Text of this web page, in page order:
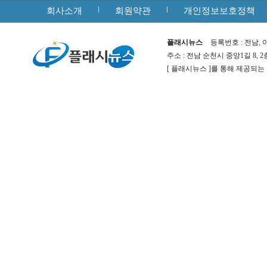
회사소개 회원약관 개인정보보호정책
플래시뉴스
등록번호 : 전남,
주소 : 전남 순천시 중앙1길 8,
[ 플래시뉴스 ]를 통해 제공되